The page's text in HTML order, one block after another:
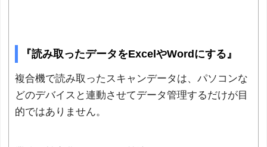
『読み取ったデータをExcelやWordにする』
複合機で読み取ったスキャンデータは、パソコンな
どのデバイスと連動させてデータ管理するだけが目
的ではありません。